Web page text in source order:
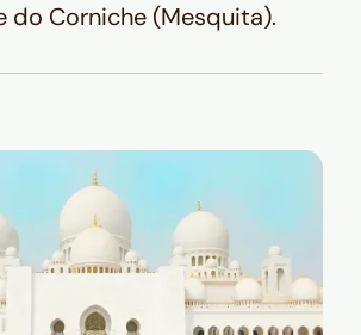
do Corniche (Mesquita).